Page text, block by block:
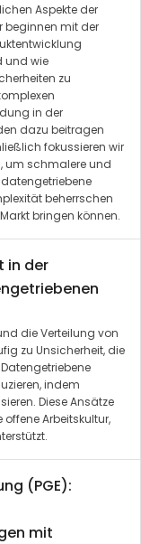
Aspekte der
beginnen mit der
und wie
zu
in der
dazu beitragen
fokussieren wir
um schmalere und
datengetriebene
beherrschen
bringen können.
in der
die Verteilung von
zu Unsicherheit, die
indem
Diese Ansätze
Arbeitskultur,
(PGE):
mit